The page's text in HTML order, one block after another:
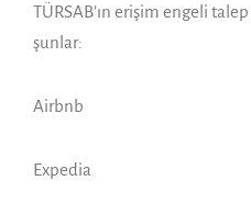
TÜRSAB’ın erişim engeli
şunlar:
Airbnb
Expedia